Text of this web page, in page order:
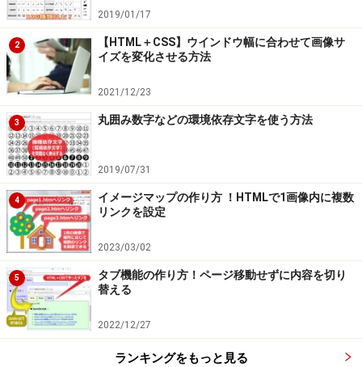
上記に掲載した3つのサンプルのように、画像の上に文
字や入力フォームなどの様々な要素を重ねて表示するの
は簡単です。これらを実現する方法は、数行のCSSソー
スを記述するだけです。
それでは次のページから、スタイルシートを記述して画
像の上に文字や様々な要素を重ねる方法をご紹介
ます。
※記事内容は執筆時点のものです。最新の内容をご確認くださ
い。
※OSやアプリ、ソフトのバージョンによっては画面表示、操作方
法が異なる可能性があります。
2019/01/17
2
【HTML＋CSS】ウインドウ幅に合わせて画像サ
イズを変化させる方法
2021/12/23
3 丸囲み数字などの環境依存文字を使う方法
2019/07/31
4
イメージマップの作り方 ！HTMLで1画像内に複数
リンクを設定
2023/03/02
5
タブ機能の作り方！ページ移動せずに内容を切り
替える
2022/12/27
ランキングをもっと見る